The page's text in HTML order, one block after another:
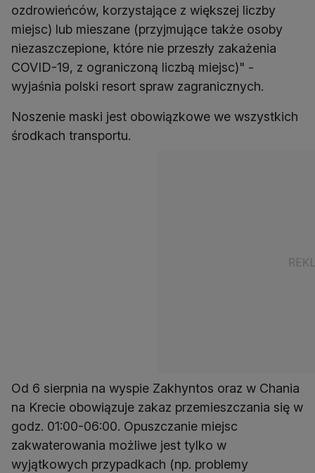
ozdrowieńców, korzystające z większej liczby
miejsc) lub mieszane (przyjmujące także osoby
niezaszczepione, które nie przeszły zakażenia
COVID-19, z ograniczoną liczbą miejsc)" -
wyjaśnia polski resort spraw zagranicznych.
Noszenie maski jest obowiązkowe we wszystkich
środkach transportu.
Od 6 sierpnia na wyspie Zakhyntos oraz w Chania
na Krecie obowiązuje zakaz przemieszczania się w
godz. 01:00-06:00. Opuszczanie miejsc
zakwaterowania możliwe jest tylko w
wyjątkowych przypadkach (np. problemy